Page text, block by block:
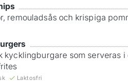
remouladsås och krispiga
kycklingburgare som serveras
Laktosfri